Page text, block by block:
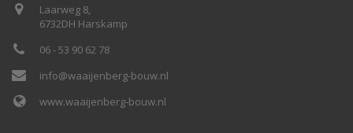
Laarweg 8,
6732DH Harskamp
06 - 53 90 62 78
info@waaijenberg-bouw.nl
www.waaijenberg-bouw.nl